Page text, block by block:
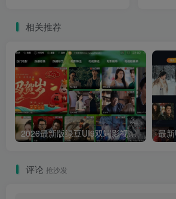
相关推荐
2026最新版绿豆UI9双端影视APP源码
评论 抢沙发